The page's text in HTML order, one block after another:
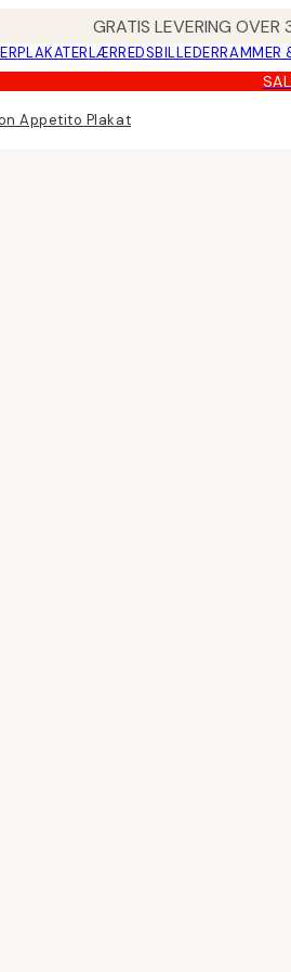
GRATIS LEVERING OVER
PLAKATERLÆRREDSBILLEDERRAMMER
Appetito Plakat